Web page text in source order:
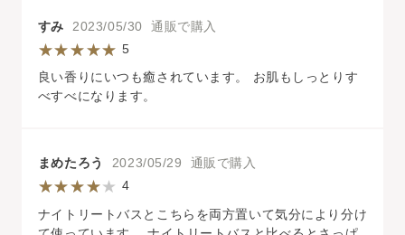
すみ 2023/05/30 通販で購入
5
良い香りにいつも癒されています。 お肌もしっとりす
べすべになります。
まめたろう 2023/05/29 通販で購入
4
ナイトリートバスとこちらを両方置いて気分により分け